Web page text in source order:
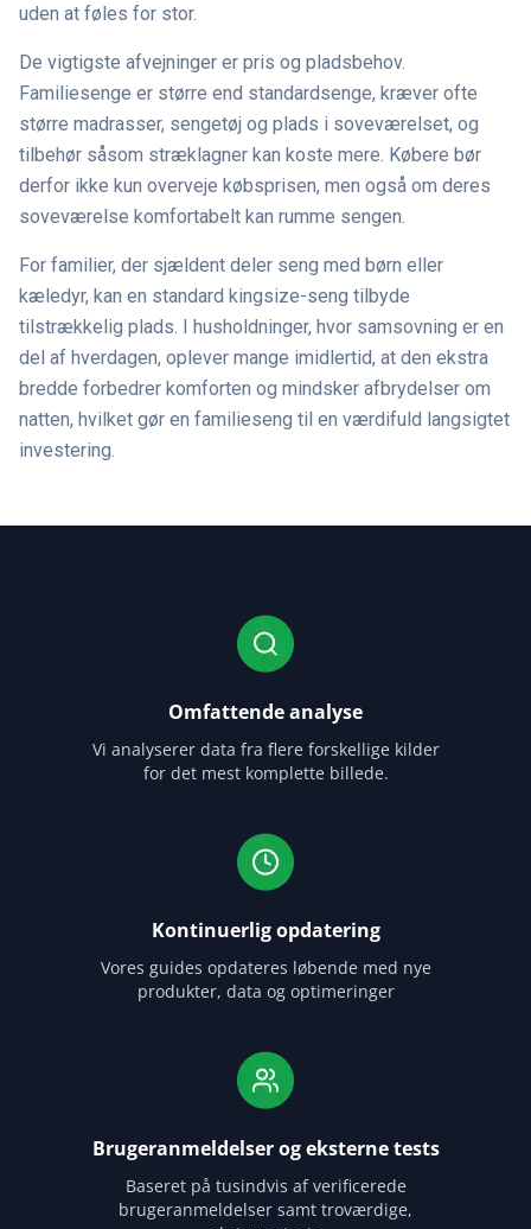
uden at føles for stor.
De vigtigste afvejninger er pris og pladsbehov.
Familiesenge er større end standardsenge, kræver ofte
større madrasser, sengetøj og plads i soveværelset, og
tilbehør såsom stræklagner kan koste mere. Købere bør
derfor ikke kun overveje købsprisen, men også om deres
soveværelse komfortabelt kan rumme sengen.
For familier, der sjældent deler seng med børn eller
kæledyr, kan en standard kingsize-seng tilbyde
tilstrækkelig plads. I husholdninger, hvor samsovning er en
del af hverdagen, oplever mange imidlertid, at den ekstra
bredde forbedrer komforten og mindsker afbrydelser om
natten, hvilket gør en familieseng til en værdifuld langsigtet
investering.
Omfattende analyse
Vi analyserer data fra flere forskellige kilder
for det mest komplette billede.
Kontinuerlig opdatering
Vores guides opdateres løbende med nye
produkter, data og optimeringer
Brugeranmeldelser og eksterne tests
Baseret på tusindvis af verificerede
brugeranmeldelser samt troværdige,